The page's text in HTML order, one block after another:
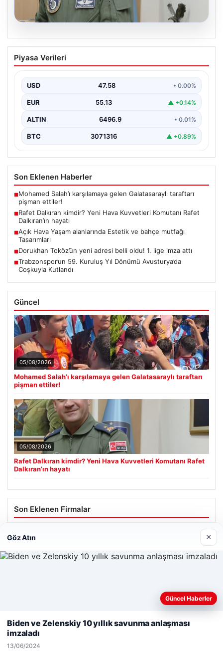
05.08.2026
Rafet Dalkıran kimdir? Yeni Hava
Kuvvetleri Komutanı Rafet Dalkıran’ın
Piyasa Verileri
USD 47.58 • 0.00%
EUR 55.13 ▲ +0.14%
ALTIN 6496.9 • 0.01%
BTC 3071316 ▲ +0.89%
Son Eklenen Haberler
■Mohamed Salah’ı karşılamaya gelen Galatasaraylı taraftarı
pişman ettiler!
■Rafet Dalkıran kimdir? Yeni Hava Kuvvetleri Komutanı Rafet
Dalkıran’ın hayatı
■Açık Hava Yaşam alanlarında Estetik ve bahçe mutfağı
Tasarımları
■Dorukhan Toköz’ün yeni adresi belli oldu! 1. lige imza attı
■Trabzonspor’un 59. Kuruluş Yıl Dönümü Avusturya’da
Coşkuyla Kutlandı
Güncel
05/08/2026
Mohamed Salah’ı karşılamaya gelen Galatasaraylı taraftarı
pişman ettiler!
05/08/2026
Rafet Dalkıran kimdir? Yeni Hava Kuvvetleri Komutanı Rafet
Dalkıran’ın hayatı
Son Eklenen Firmalar
Web sitemizi nasıl kullandığınızı daha iyi anlayabilmek,
kullanıyoruz.Çerez Politikamız
Göz Atın ×
Güncel Haberler
Biden ve Zelenskiy 10 yıllık savunma anlaşması
imzaladı
13/06/2024